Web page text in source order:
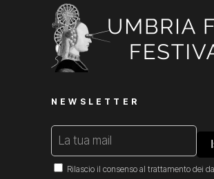
NEWSLETTER
Rilascio il consenso al trattamento dei